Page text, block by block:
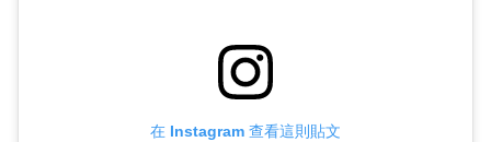
在 Instagram 查看這則貼文